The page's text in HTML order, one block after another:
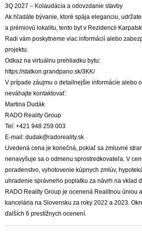
3Q 2027 – Kolaudácia a odovzdanie stavby
Ak hľadáte bývanie, ktoré spája eleganciu,
a prémiovú lokalitu, tento byt v Rezidencii
Radi vám poskytneme viac informácií alebo
projektu.
Odkaz na virtuálnu prehliadku bytu:
https://statkon.grandpano.sk/3KK/
V prípade záujmu o detailnejšie informácie alebo
neváhajte kontaktovať:
Martina Dudák
RADO Reality Group
Tel: +421 948 259 003
E-mail: dudak@radoreality.sk
Uvedená cena je konečná, pokiaľ sa zmluvné
nenavyšuje sa o odmenu sprostredkovateľa. V
poradenstvo, vyhotovenie kúpnych zmlúv,
uhradenie správneho poplatku za návrh na vklad
RADO Reality Group je ocenená Realitnou úniou
kancelária na Slovensku za roky 2022 a 2023.
ďalších 6 prestížnych ocenení.